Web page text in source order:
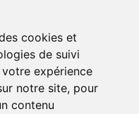
cookies et
de suivi
expérience
notre site, pour
contenu